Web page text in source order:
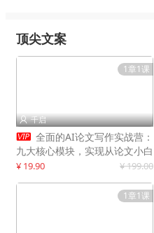
顶尖文案
1章1课
 千启
 全面的AI论文写作实战营：
九大核心模块，实现从论文小白
到高效产出的跨越
¥ 19.90 ¥ 199.00
1章1课